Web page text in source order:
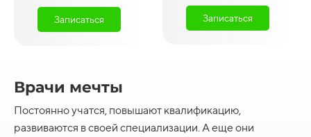
Записаться Записаться
Врачи мечты
Постоянно учатся, повышают квалификацию,
развиваются в своей специализации. А еще они